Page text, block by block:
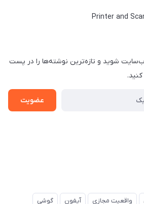
شوید و تازه‌ترین نوشته‌ها را در پست
عضویت
واقعیت مجازی آیفون گوشی